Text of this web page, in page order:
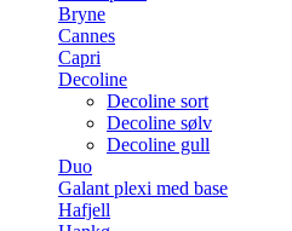
Bryne
Cannes
Capri
Decoline
Decoline sort
Decoline sølv
Decoline gull
Duo
Galant plexi med base
Hafjell